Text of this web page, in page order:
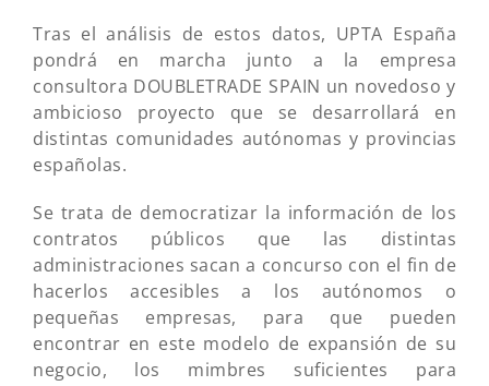
Tras el análisis de estos datos, UPTA España
pondrá en marcha junto a la empresa
consultora DOUBLETRADE SPAIN un novedoso y
ambicioso proyecto que se desarrollará en
distintas comunidades autónomas y provincias
españolas.
Se trata de democratizar la información de los
contratos públicos que las distintas
administraciones sacan a concurso con el fin de
hacerlos accesibles a los autónomos o
pequeñas empresas, para que pueden
encontrar en este modelo de expansión de su
negocio, los mimbres suficientes para